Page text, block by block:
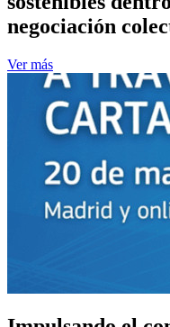
negociación
Ver más